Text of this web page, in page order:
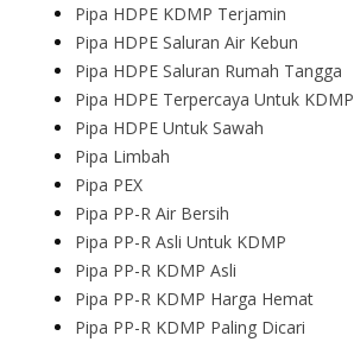
Pipa HDPE KDMP Terjamin
Pipa HDPE Saluran Air Kebun
Pipa HDPE Saluran Rumah Tangga
Pipa HDPE Terpercaya Untuk KDMP
Pipa HDPE Untuk Sawah
Pipa Limbah
Pipa PEX
Pipa PP-R Air Bersih
Pipa PP-R Asli Untuk KDMP
Pipa PP-R KDMP Asli
Pipa PP-R KDMP Harga Hemat
Pipa PP-R KDMP Paling Dicari